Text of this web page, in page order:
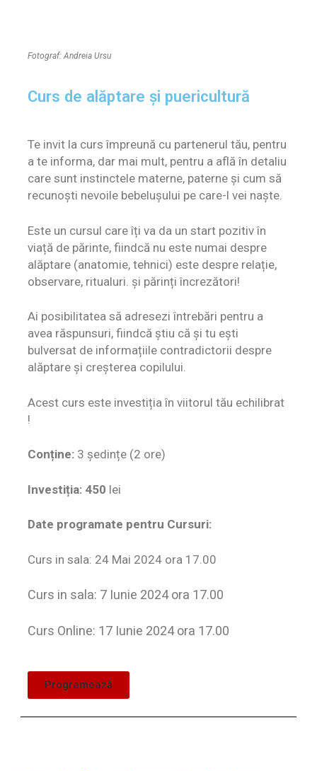
Fotograf: Andreia Ursu
Curs de alăptare și puericultură
Te invit la curs împreună cu partenerul tău, pentru
a te informa, dar mai mult, pentru a află în detaliu
care sunt instinctele materne, paterne și cum să
recunoști nevoile bebelușului pe care-l vei naște.
Este un cursul care îți va da un start pozitiv în
viață de părinte, fiindcă nu este numai despre
alăptare (anatomie, tehnici) este despre relație,
observare, ritualuri. și părinți încrezători!
Ai posibilitatea să adresezi întrebări pentru a
avea răspunsuri, fiindcă știu că și tu ești
bulversat de informațiile contradictorii despre
alăptare și creșterea copilului.
Acest curs este investiția în viitorul tău echilibrat
!
Conține:3 ședințe (2 ore)
Investiția: 450 lei
Date programate pentru Cursuri:
Curs in sala: 24 Mai 2024 ora 17.00
Curs in sala: 7 Iunie 2024 ora 17.00
Curs Online: 17 Iunie 2024 ora 17.00
Programează